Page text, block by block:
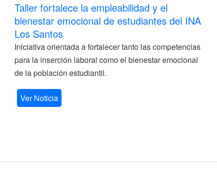
Taller fortalece la empleabilidad y el
bienestar emocional de estudiantes del INA
Los Santos
Iniciativa orientada a fortalecer tanto las competencias
para la inserción laboral como el bienestar emocional
de la población estudiantil.
Ver Noticia